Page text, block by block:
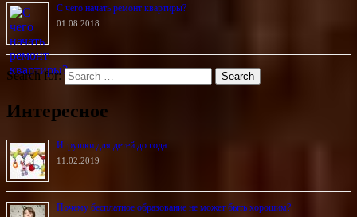
С чего начать ремонт квартиры?
01.08.2018
Search for:
Интересное
Игрушки для детей до года
11.02.2019
Почему бесплатное образование не может быть хорошим?